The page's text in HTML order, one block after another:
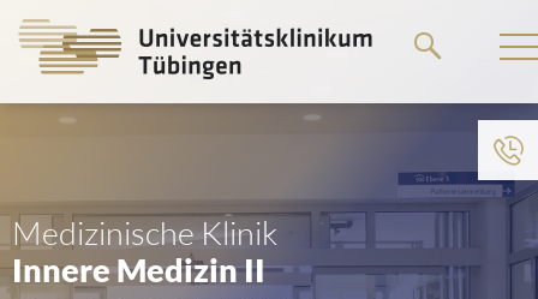
Medizinische Klinik
Innere Medizin II
HOME
THE HOSPITAL